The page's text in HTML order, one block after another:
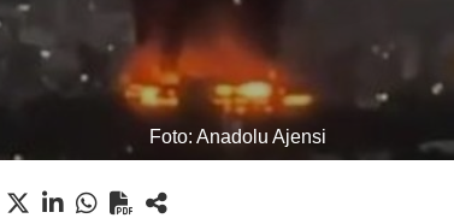
Foto: Anadolu Ajensi